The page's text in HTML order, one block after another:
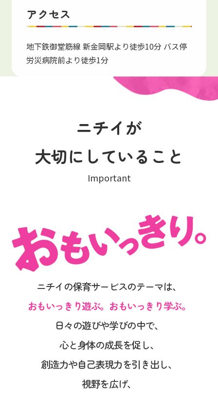
アクセス
地下鉄御堂筋線 新金岡駅より徒歩10分 バス停
労災病院前より徒歩1分
ニチイが
大切にしていること
Important
ニチイの保育サービスのテーマは、
おもいっきり遊ぶ。おもいっきり学ぶ。
日々の遊びや学びの中で、
心と身体の成長を促し、
創造力や自己表現力を引き出し、
視野を広げ、